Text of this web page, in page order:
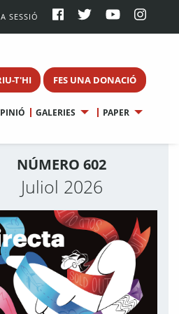
SESSIÓ
T'HI FES UNA DONACIÓ
GALERIES PAPER
NÚMERO 602
Juliol 2026